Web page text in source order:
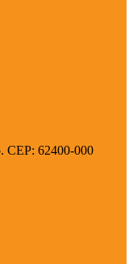
CEP: 62400-000